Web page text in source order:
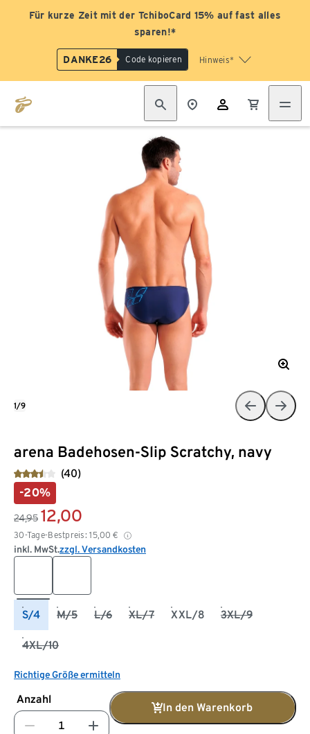
Für kurze Zeit mit der TchiboCard 15% auf fast alles
sparen!*
DANKE26 Code kopieren Hinweis*
arena Badehosen-Slip Scratchy, navy
(40)
-20%
24,95 12,00
30-Tage-Bestpreis: 15,00 €
inkl. MwSt.zzgl. Versandkosten
S/4 M/5 L/6 XL/7 XXL/8 3XL/9
4XL/10
Richtige Größe ermitteln
Anzahl
In den Warenkorb
1/9